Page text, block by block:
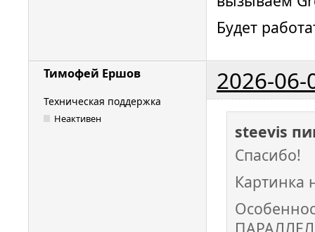
Будет
Тимофей Ершов 2026-06-
Техническая поддержка
Неактивен
steevis
Спасибо!
Картинка